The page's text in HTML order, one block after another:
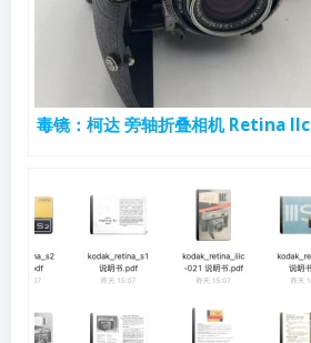
毒镜：柯达 旁轴折叠相机 Retina IIc